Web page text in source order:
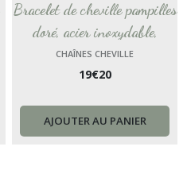
Bracelet de cheville pampilles
doré, acier inoxydable,
chaîne cheville or , plage
cadeau pour femme, bijou de
CHAÎNES CHEVILLE
19€20
AJOUTER AU PANIER